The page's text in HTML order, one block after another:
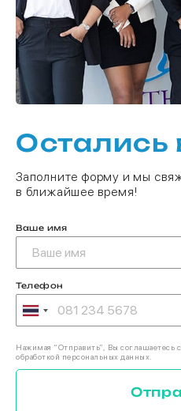
Остались
Заполните форму и мы
в ближайшее время!
Ваше имя
Телефон
Нажимая “Отправить”, Вы соглашаетесь
обработкой персональных данных.